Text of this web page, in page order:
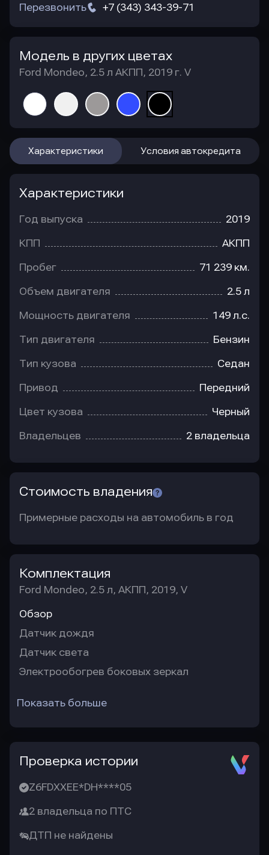
+7 (343) 343-39-71
Перезвонить
Модель в других цветах
Ford Mondeo, 2.5 л АКПП, 2019 г. V
Характеристики Условия автокредита
Характеристики
Год выпуска 2019
КПП АКПП
Пробег 71 239 км.
Объем двигателя 2.5 л
Мощность двигателя 149 л.с.
Тип двигателя Бензин
Тип кузова Седан
Привод Передний
Цвет кузова Черный
Владельцев 2 владельца
Стоимость владения
Примерные расходы на автомобиль в год
Комплектация
Ford Mondeo, 2.5 л, АКПП, 2019, V
Обзор
Датчик дождя
Датчик света
Электрообогрев боковых зеркал
Показать больше
Проверка истории
Z6FDXXEE*DH****05
2 владельца по ПТС
ДТП не найдены